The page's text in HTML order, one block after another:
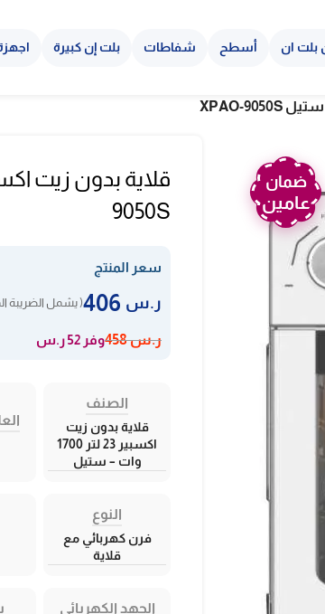
بلت ان أسطح شفاطات بلت إن كبيرة
ضمان
عامين
9050S
سعر المنتج
ر.س ( يشمل الضريبة
ر.س458 وفر 52 ر.س
الصنف
قلاية بدون زيت
اكسبير 23 لتر 1700
وات – ستيل
النوع
فرن كهربائي مع
قلاية
الجهد الكهربائي